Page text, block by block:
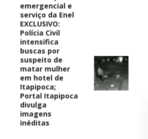
emergencial e
serviço da Enel
EXCLUSIVO:
Polícia Civil
intensifica
buscas por
suspeito de
matar mulher
em hotel de
Itapipoca;
Portal Itapipoca
divulga
imagens
inéditas